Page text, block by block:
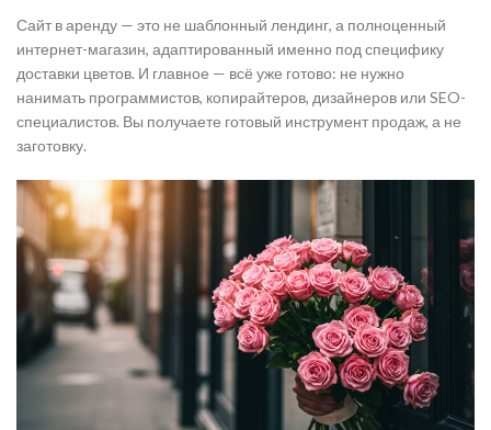
Сайт в аренду — это не шаблонный лендинг, а полноценный
интернет-магазин, адаптированный именно под специфику
доставки цветов. И главное — всё уже готово: не нужно
нанимать программистов, копирайтеров, дизайнеров или SEO-
специалистов. Вы получаете готовый инструмент продаж, а не
заготовку.